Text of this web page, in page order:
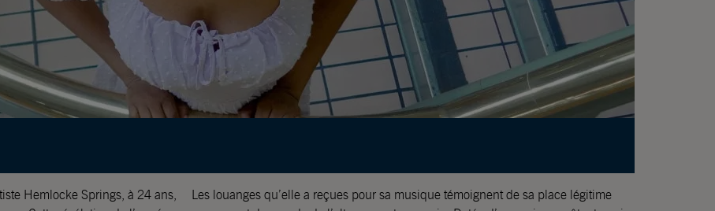
Hemlocke Springs, à 24 ans,
Les louanges qu’elle a reçues pour sa musique témoignent de sa place légitime